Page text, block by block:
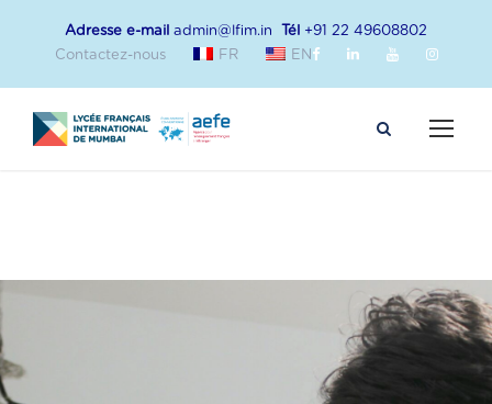
Adresse e-mail admin@lfim.in Tél +91 22 49608802
Contactez-nous
FR EN